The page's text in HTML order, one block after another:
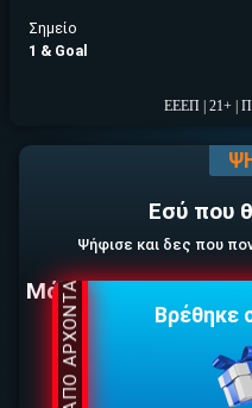
Σημείο
1 & Goal
ΕΕΕΠ | 21+ |
Εσύ που
Ψήφισε και δες που
Μάντσεστερ
ΕΕΕΠ | 21+
ΕΓΚΡΙΣΗ ΑΠΟ ΑΡΧΟΝΤΑ ΕΓΚΡΙΣΗ ΑΠΟ ΑΡΧΟΝΤΑ Βρέθηκε